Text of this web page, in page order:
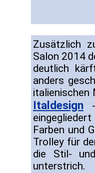
Zusätzlich
Salon 2014
deutlich
anders
italienischen
Italdesign
Farben und
Trolley für
die Stil-
unterstrich.